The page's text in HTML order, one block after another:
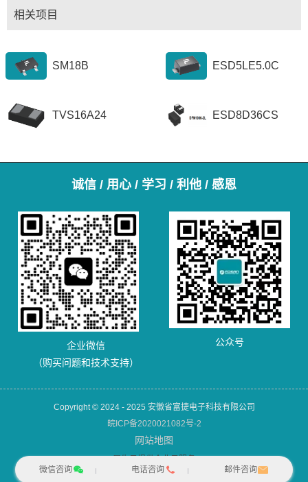
相关项目
SM18B ESD5LE5.0C
TVS16A24 ESD8D36CS
诚信 / 用心 / 学习 / 利他 / 感恩
企业微信
（购买问题和技术支持）
公众号
Copyright © 2024 - 2025 安徽省富捷电子科技有限公司
皖ICP备2020021082号-2
网站地图
微信咨询
电话咨询 邮件咨询